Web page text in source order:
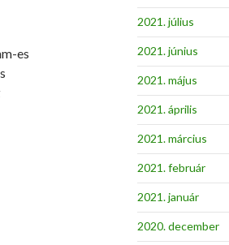
es
2021. július
2021. június
2021. május
2021. április
2021. március
2021. február
2021. január
2020. december